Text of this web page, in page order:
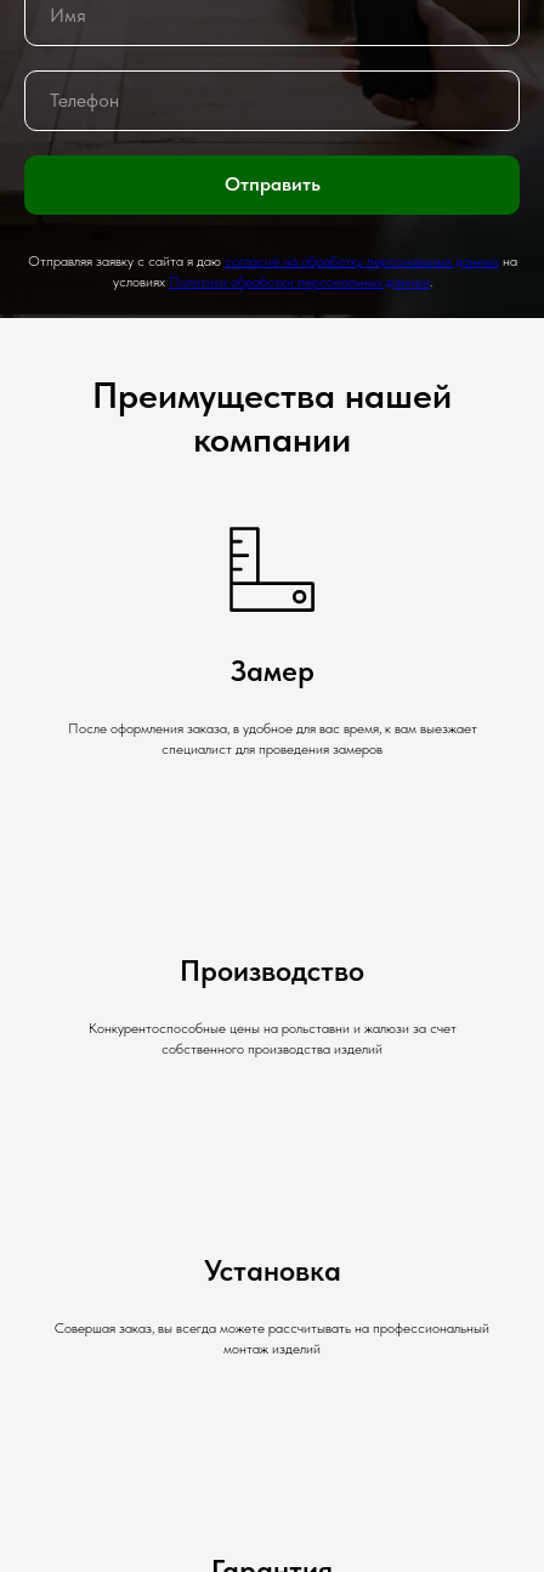
Отправить
Отправляя заявку с сайта я даю согласие на обработку персональных данныхна
условиях Политики обработки персональных данных.
Преимущества нашей
компании
Замер
После оформления заказа, в удобное для вас время, к вам выезжает
специалист для проведения замеров
Производство
Конкурентоспособные цены на рольставни и жалюзи за счет
собственного производства изделий
Установка
Совершая заказ, вы всегда можете рассчитывать на профессиональный
монтаж изделий